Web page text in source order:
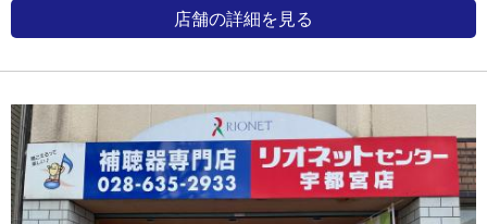
店舗の詳細を見る